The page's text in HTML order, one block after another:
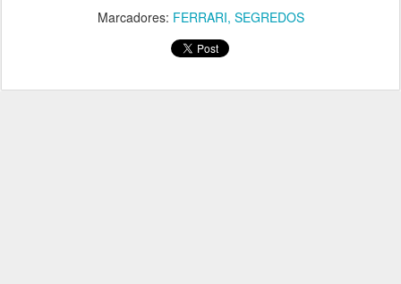
Marcadores: FERRARI SEGREDOS